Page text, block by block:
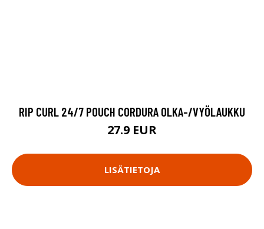
RIP CURL 24/7 POUCH CORDURA OLKA-/VYÖLAUKKU
27.9 EUR
LISÄTIETOJA